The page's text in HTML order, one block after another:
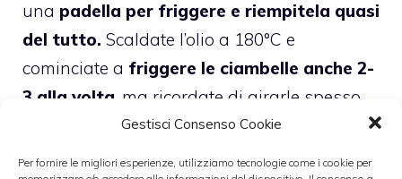
Gestisci Consenso Cookie
Per fornire le migliori esperienze, utilizziamo tecnologie come i cookie per
una padella per friggere e riempitela quasi
del tutto. Scaldate l’olio a 180°C e
cominciate a friggere le ciambelle anche 2-
3 alla volta , ma ricordate di girarle spesso
finché saranno scure e ben cotte.